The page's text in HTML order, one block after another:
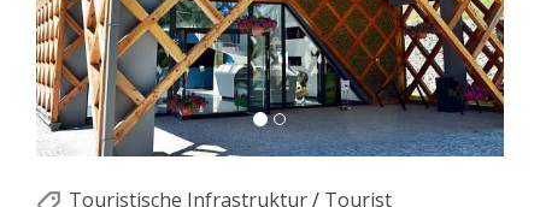
Touristische Infrastruktur/ Tourist